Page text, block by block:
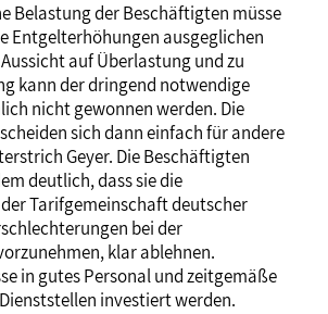
Belastung der Beschäftigten müsse
Entgelterhöhungen ausgeglichen
auf Überlastung und zu
kann der dringend notwendige
nicht gewonnen werden. Die
sich dann einfach für andere
Geyer. Die Beschäftigten
deutlich, dass sie die
Tarifgemeinschaft deutscher
bei der
klar ablehnen.
in gutes Personal und zeitgemäße
investiert werden.